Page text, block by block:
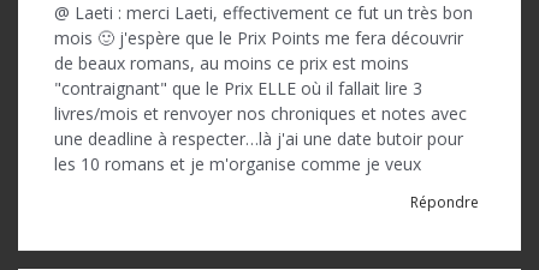
@ Laeti : merci Laeti, effectivement ce fut un très bon
mois 🙂 j'espère que le Prix Points me fera découvrir
de beaux romans, au moins ce prix est moins
"contraignant" que le Prix ELLE où il fallait lire 3
livres/mois et renvoyer nos chroniques et notes avec
une deadline à respecter…là j'ai une date butoir pour
les 10 romans et je m'organise comme je veux
Répondre